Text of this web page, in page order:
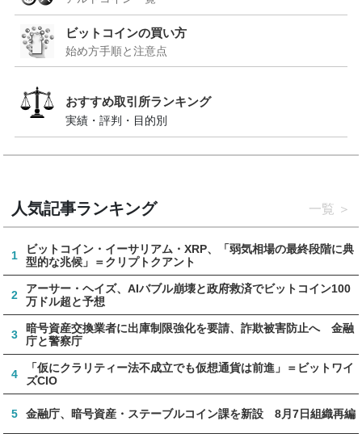
ビットコインの買い方
始め方手順と注意点
おすすめ取引所ランキング
実績・評判・目的別
人気記事ランキング 一覧
1
ビットコイン・イーサリアム・XRP、「弱気相場の最終段階に典
型的な兆候」＝クリプトクアント
2
アーサー・ヘイズ、AIバブル崩壊と政府救済でビットコイン100
万ドル超と予想
3
暗号資産交換業者に出庫制限強化を要請、詐欺被害防止へ 金融
庁と警察庁
4
「仮にクラリティー法不成立でも仮想通貨は前進」＝ビットワイ
ズCIO
5 金融庁、暗号資産・ステーブルコイン課を新設 8月7日組織再編